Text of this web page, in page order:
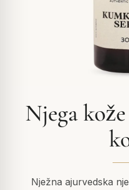
Njega
Nježna ajurvedska